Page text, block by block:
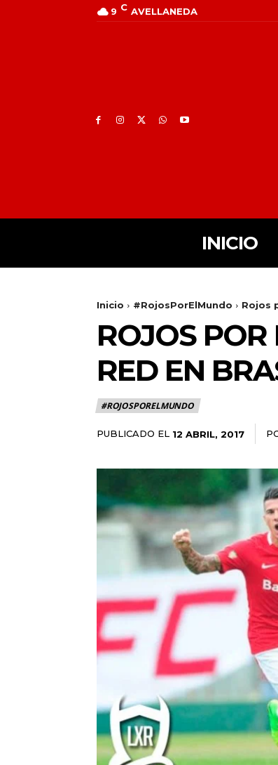
9 C AVELLANEDA
INICIO
Inicio #RojosPorElMundo Rojos
ROJOS
RED EN
#ROJOSPORELMUNDO
PUBLICADO EL 12 ABRIL, 2017